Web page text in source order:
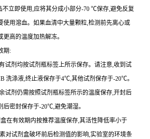
不立即使用,应将其分成小部分-70 ℃保存,避免反复
使用溶血。如果血清中大量颗粒,检测前先离心或
更高的温度加热解冻。
期:
试剂均按试剂瓶标签上所示保存。请注意,收到试
洗涤液,终止液保存于4℃,其他试剂保存于-20℃。
试剂仍需按照试剂瓶标签所示的温度保存,开封后
后密封保存于-20℃,避免潮湿。
在有效期内按推荐温度保存,其活性降低率小于
对试剂盒破坏前后检测值的影响,实验室的环境条